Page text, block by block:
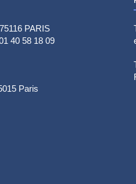
PARIS
40 58 18 09
Paris